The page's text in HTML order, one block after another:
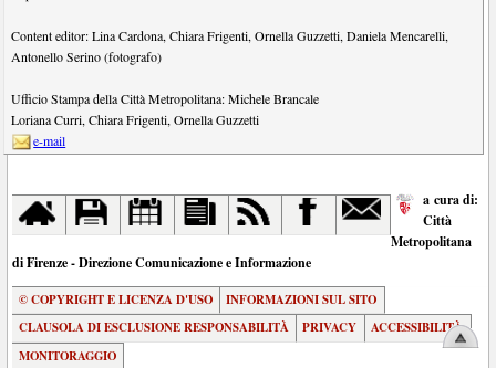
Content editor:Lina Cardona,Chiara Frigenti,Ornella Guzzetti,Daniela Mencarelli,
Antonello Serino (fotografo)
Ufficio Stampa della Città Metropolitana:Michele Brancale
Loriana Curri,Chiara Frigenti,Ornella Guzzetti
e-mail
a cura di:
Città
Metropolitana
di Firenze - Direzione Comunicazione e Informazione
© COPYRIGHT E LICENZA D'USO
INFORMAZIONI SUL SITO
CLAUSOLA DI ESCLUSIONE RESPONSABILITÀ
PRIVACY
ACCESSIBILITÀ
MONITORAGGIO